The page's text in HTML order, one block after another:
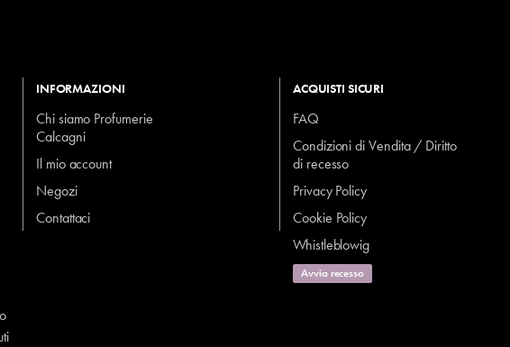
INFORMAZIONI
Chi siamo Profumerie
Calcagni
Il mio account
Negozi
Contattaci
ACQUISTI SICURI
FAQ
Condizioni di Vendita / Diritto
di recesso
Privacy Policy
Cookie Policy
Whistleblowig
Avvia recesso